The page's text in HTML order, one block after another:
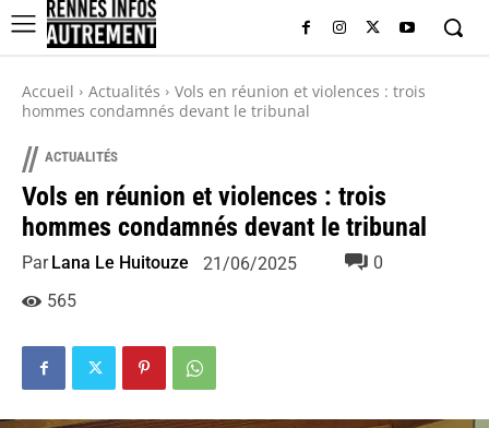
Accueil Actualités
Vols en réunion et violences : trois
hommes condamnés devant le tribunal
// ACTUALITÉS
Vols en réunion et violences : trois
hommes condamnés devant le tribunal
Par Lana Le Huitouze 21/06/2025
0
565